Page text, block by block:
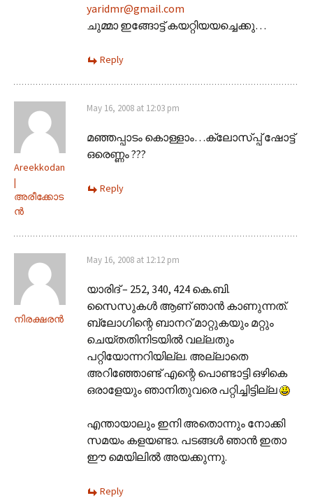
yaridmr@gmail.com
ചുമ്മാ ഇങ്ങോട്ട് കയറ്റിയയച്ചെക്കു…
Reply
Areekkodan
|
അരീക്കോട
ന്‍
May 16, 2008 at 12:03 pm
മഞ്ഞപ്പാടം കൊള്ളാം…ക്ലോസ്പ്പ് ഷോട്ട്
ഒരെണ്ണം ???
Reply
നിരക്ഷരന്‍
May 16, 2008 at 12:12 pm
യാരിദ് – 252, 340, 424 കെ.ബി.
സൈസുകള്‍ ആണ് ഞാന്‍ കാണുന്നത്.
ബ്ലോഗിന്റെ ബാനറ് മാറ്റുകയും മറ്റും
ചെയ്തതിനിടയില്‍ വല്ലതും
പറ്റിയോന്നറിയില്ല. അല്ലാതെ
അറിഞ്ഞോണ്ട് എന്റെ പൊണ്ടാട്ടി ഒഴികെ
ഒരാളേയും ഞാനിതുവരെ പറ്റിച്ചിട്ടില്ല
എന്തായാലും ഇനി അതൊന്നും നോക്കി
സമയം കളയണ്ടാ. പടങ്ങള്‍ ഞാന്‍ ഇതാ
ഈ മെയിലില്‍ അയക്കുന്നു.
Reply